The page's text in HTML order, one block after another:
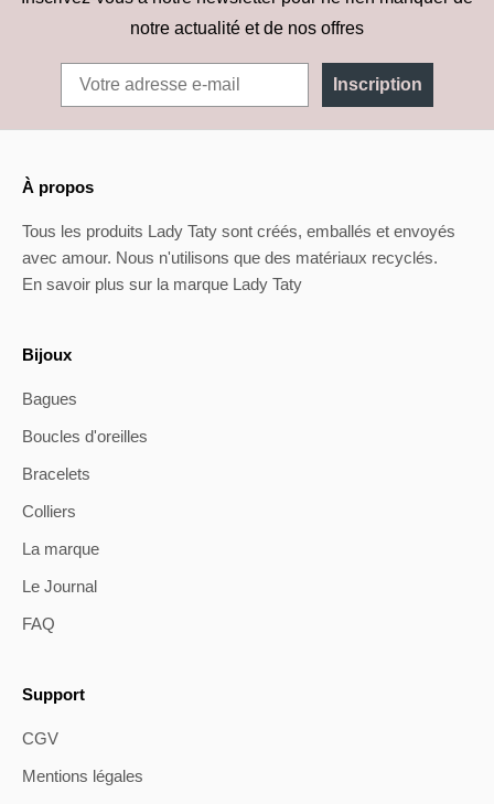
notre actualité et de nos offres
Inscription
À propos
Tous les produits Lady Taty sont créés, emballés et envoyés
avec amour. Nous n'utilisons que des matériaux recyclés.
En savoir plus sur la marque Lady Taty
Bijoux
Bagues
Boucles d'oreilles
Bracelets
Colliers
La marque
Le Journal
FAQ
Support
CGV
Mentions légales